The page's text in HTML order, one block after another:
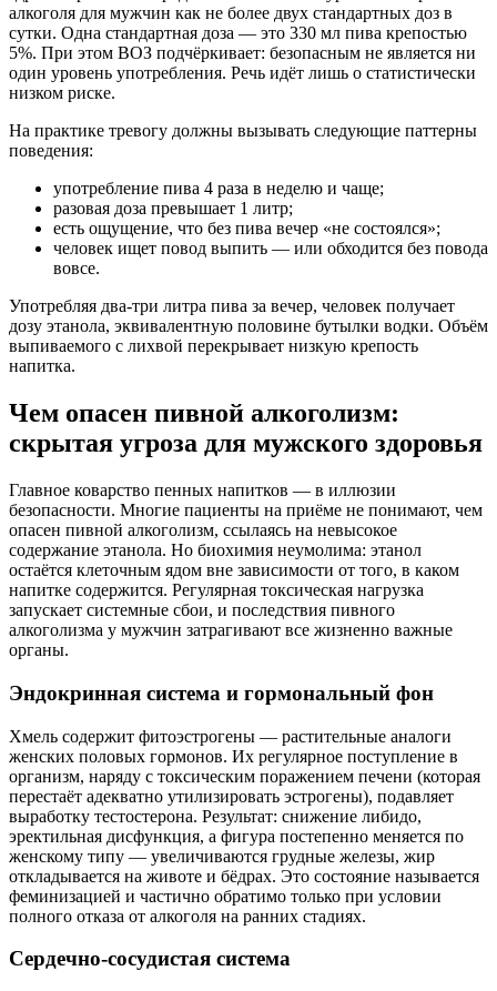
алкоголя для мужчин как не более двух стандартных доз в
сутки. Одна стандартная доза — это 330 мл пива крепостью
5%. При этом ВОЗ подчёркивает: безопасным не является ни
один уровень употребления. Речь идёт лишь о статистически
низком риске.
На практике тревогу должны вызывать следующие паттерны
поведения:
употребление пива 4 раза в неделю и чаще;
разовая доза превышает 1 литр;
есть ощущение, что без пива вечер «не состоялся»;
человек ищет повод выпить — или обходится без повода
вовсе.
Употребляя два-три литра пива за вечер, человек получает
дозу этанола, эквивалентную половине бутылки водки. Объём
выпиваемого с лихвой перекрывает низкую крепость
напитка.
Чем опасен пивной алкоголизм:
скрытая угроза для мужского здоровья
Главное коварство пенных напитков — в иллюзии
безопасности. Многие пациенты на приёме не понимают, чем
опасен пивной алкоголизм, ссылаясь на невысокое
содержание этанола. Но биохимия неумолима: этанол
остаётся клеточным ядом вне зависимости от того, в каком
напитке содержится. Регулярная токсическая нагрузка
запускает системные сбои, и последствия пивного
алкоголизма у мужчин затрагивают все жизненно важные
органы.
Эндокринная система и гормональный фон
Хмель содержит фитоэстрогены — растительные аналоги
женских половых гормонов. Их регулярное поступление в
организм, наряду с токсическим поражением печени (которая
перестаёт адекватно утилизировать эстрогены), подавляет
выработку тестостерона. Результат: снижение либидо,
эректильная дисфункция, а фигура постепенно меняется по
женскому типу — увеличиваются грудные железы, жир
откладывается на животе и бёдрах. Это состояние называется
феминизацией и частично обратимо только при условии
полного отказа от алкоголя на ранних стадиях.
Сердечно-сосудистая система